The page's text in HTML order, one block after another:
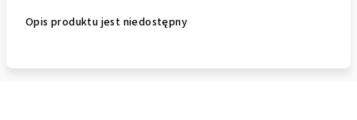
Opis produktu jest niedostępny